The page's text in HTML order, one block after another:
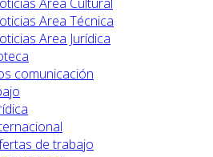
Area Técnica
Area Jurídica
comunicación
de trabajo